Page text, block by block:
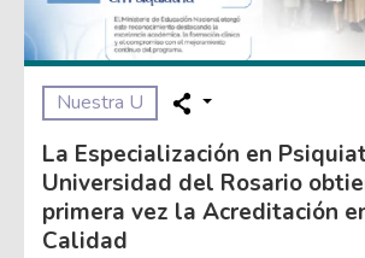
Nuestra U
La Especialización en
Universidad del Rosario
primera vez la Acreditación
Calidad